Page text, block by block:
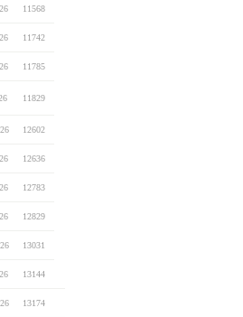
11568
11742
11785
11829
12602
12636
12783
12829
13031
13144
13174